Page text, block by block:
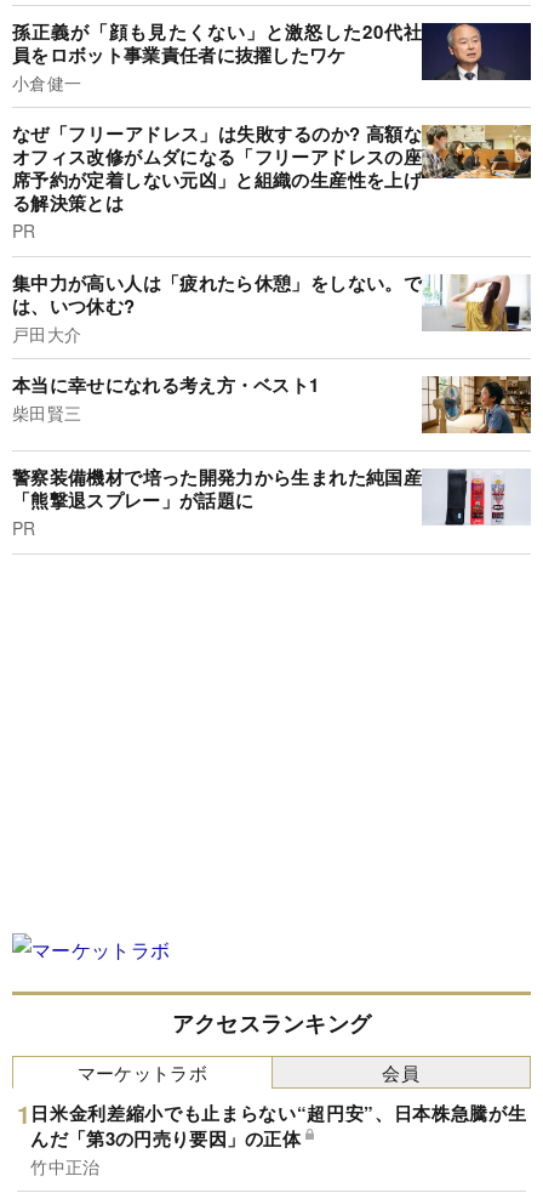
孫正義が「顔も見たくない」と激怒した20代社
員をロボット事業責任者に抜擢したワケ
小倉健一
なぜ「フリーアドレス」は失敗するのか? 高額な
オフィス改修がムダになる「フリーアドレスの座
席予約が定着しない元凶」と組織の生産性を上げ
る解決策とは
PR
集中力が高い人は「疲れたら休憩」をしない。で
は、いつ休む?
戸田大介
本当に幸せになれる考え方・ベスト1
柴田賢三
警察装備機材で培った開発力から生まれた純国産
「熊撃退スプレー」が話題に
PR
アクセスランキング
マーケットラボ
日米金利差縮小でも止まらない“超円安”、日本株急騰が生
んだ「第3の円売り要因」の正体
竹中正治
会員